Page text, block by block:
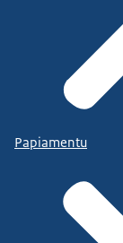
Papiamentu